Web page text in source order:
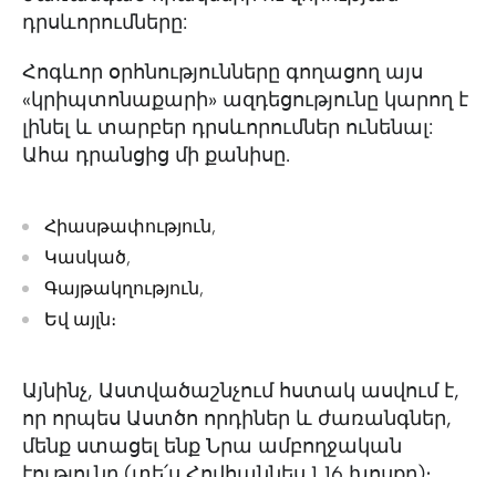
դրսևորումները:
Հոգևոր օրհնությունները գողացող այս
«կրիպտոնաքարի» ազդեցությունը կարող է
լինել և տարբեր դրսևորումներ ունենալ:
Ահա դրանցից մի քանիսը.
Հիասթափություն,
Կասկած,
Գայթակղություն,
Եվ այլն։
Այնինչ, Աստվածաշնչում հստակ ասվում է,
որ որպես Աստծո որդիներ և ժառանգներ,
մենք ստացել ենք Նրա ամբողջական